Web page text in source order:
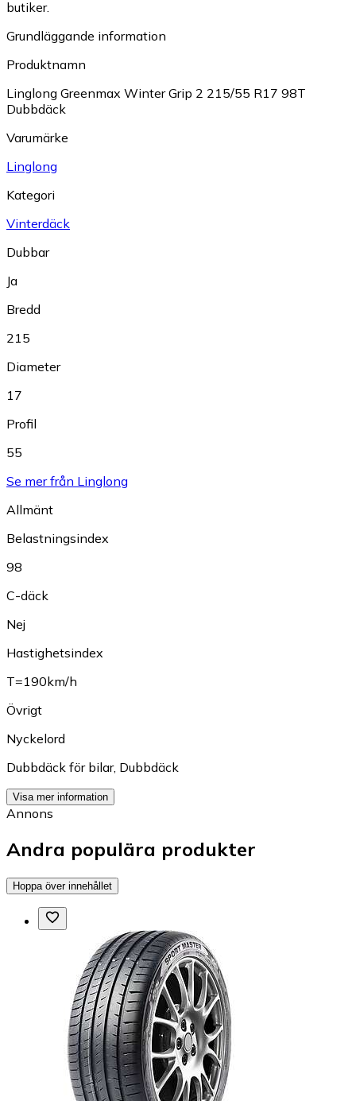
butiker.
Grundläggande information
Produktnamn
Linglong Greenmax Winter Grip 2 215/55 R17 98T
Dubbdäck
Varumärke
Linglong
Kategori
Vinterdäck
Dubbar
Ja
Bredd
215
Diameter
17
Profil
55
Se mer från Linglong
Allmänt
Belastningsindex
98
C-däck
Nej
Hastighetsindex
T=190km/h
Övrigt
Nyckelord
Dubbdäck för bilar, Dubbdäck
Visa mer information
Annons
Andra populära produkter
Hoppa över innehållet